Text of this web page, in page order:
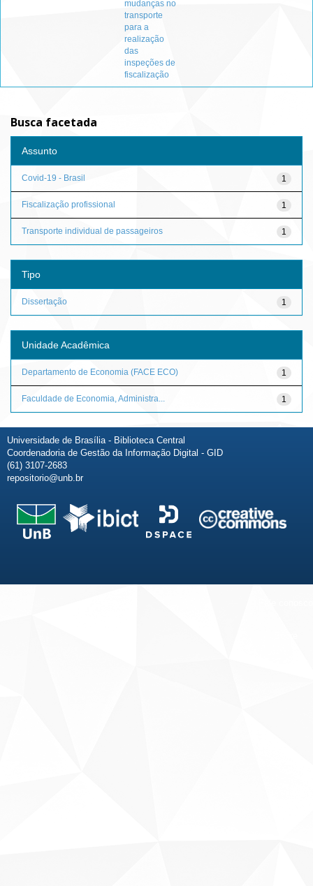
mudanças no
transporte
para a
realização
das
inspeções de
fiscalização
Busca facetada
Assunto
1
Covid-19 - Brasil
1
Fiscalização profissional
1
Transporte individual de passageiros
Tipo
1
Dissertação
Unidade Acadêmica
1
Departamento de Economia (FACE ECO)
1
Faculdade de Economia, Administra...
Universidade de Brasília - Biblioteca Central
Coordenadoria de Gestão da Informação Digital - GID
(61) 3107-2683
repositorio@unb.br